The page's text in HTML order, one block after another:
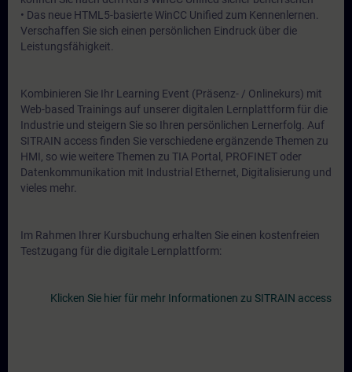
• Das neue HTML5-basierte WinCC Unified zum Kennenlernen.
Verschaffen Sie sich einen persönlichen Eindruck über die
Leistungsfähigkeit.
Kombinieren Sie Ihr Learning Event (Präsenz- / Onlinekurs) mit
Web-based Trainings auf unserer digitalen Lernplattform für die
Industrie und steigern Sie so Ihren persönlichen Lernerfolg. Auf
SITRAIN access finden Sie verschiedene ergänzende Themen zu
HMI, so wie weitere Themen zu TIA Portal, PROFINET oder
Datenkommunikation mit Industrial Ethernet, Digitalisierung und
vieles mehr.
Im Rahmen Ihrer Kursbuchung erhalten Sie einen kostenfreien
Testzugang für die digitale Lernplattform:
Klicken Sie hier für mehr Informationen zu SITRAIN access